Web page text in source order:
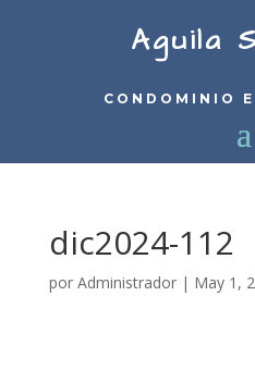
Aguila
CONDOMINIO
dic2024-112
por Administrador| May 1,